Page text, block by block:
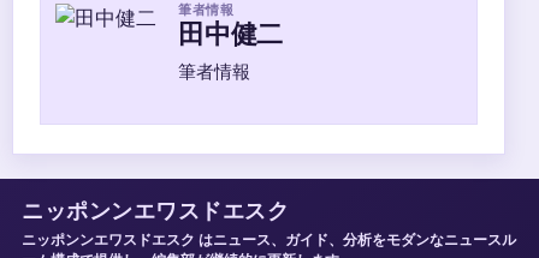
筆者情報
田中健二
筆者情報
ニッポンンエワスドエスク
ニッポンンエワスドエスク はニュース、ガイド、分析をモダンなニュースル